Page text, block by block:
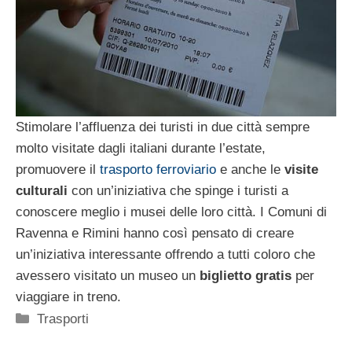
Stimolare l’affluenza dei turisti in due città sempre
molto visitate dagli italiani durante l’estate,
promuovere il trasporto ferroviario e anche le visite
culturali con un’iniziativa che spinge i turisti a
conoscere meglio i musei delle loro città. I Comuni di
Ravenna e Rimini hanno così pensato di creare
un’iniziativa interessante offrendo a tutti coloro che
avessero visitato un museo un biglietto gratis per
viaggiare in treno.
Categorie
Trasporti